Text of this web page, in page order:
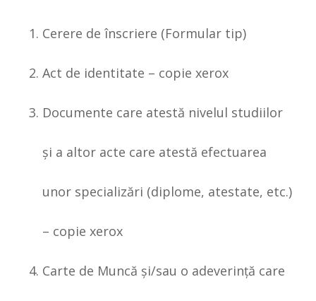
Cerere de înscriere (Formular tip)
Act de identitate – copie xerox
Documente care atestă nivelul studiilor
şi a altor acte care atestă efectuarea
unor specializări (diplome, atestate, etc.)
– copie xerox
Carte de Muncă şi/sau o adeverinţă care